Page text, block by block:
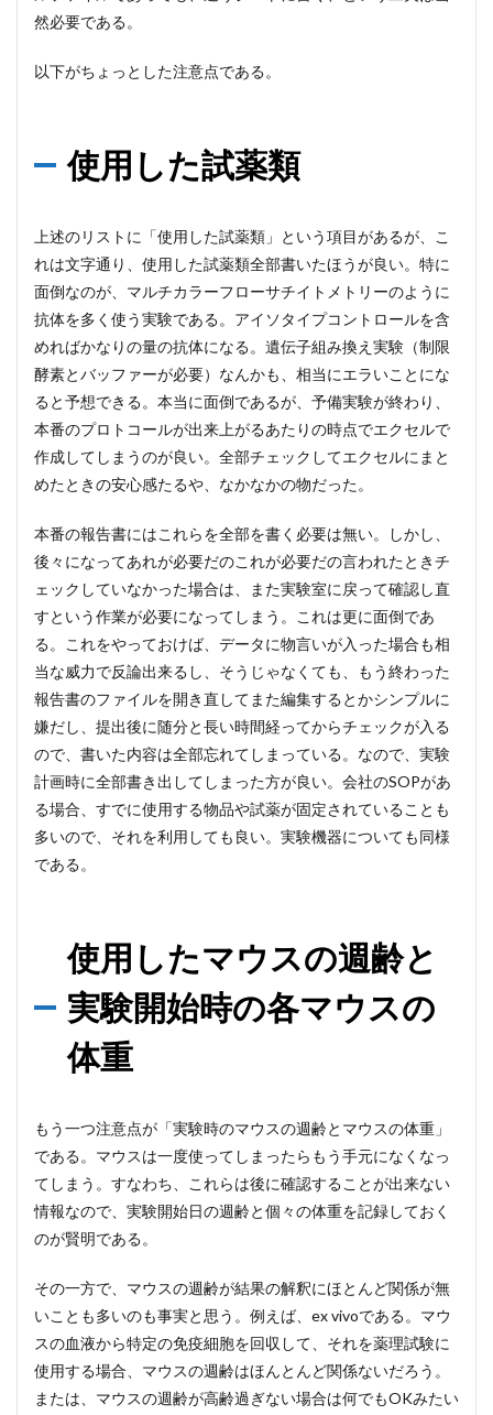
然必要である。
以下がちょっとした注意点である。
使用した試薬類
上述のリストに「使用した試薬類」という項目があるが、こ
れは文字通り、使用した試薬類全部書いたほうが良い。特に
面倒なのが、マルチカラーフローサチイトメトリーのように
抗体を多く使う実験である。アイソタイプコントロールを含
めればかなりの量の抗体になる。遺伝子組み換え実験（制限
酵素とバッファーが必要）なんかも、相当にエラいことにな
ると予想できる。本当に面倒であるが、予備実験が終わり、
本番のプロトコールが出来上がるあたりの時点でエクセルで
作成してしまうのが良い。全部チェックしてエクセルにまと
めたときの安心感たるや、なかなかの物だった。
本番の報告書にはこれらを全部を書く必要は無い。しかし、
後々になってあれが必要だのこれが必要だの言われたときチ
ェックしていなかった場合は、また実験室に戻って確認し直
すという作業が必要になってしまう。これは更に面倒であ
る。これをやっておけば、データに物言いが入った場合も相
当な威力で反論出来るし、そうじゃなくても、もう終わった
報告書のファイルを開き直してまた編集するとかシンプルに
嫌だし、提出後に随分と長い時間経ってからチェックが入る
ので、書いた内容は全部忘れてしまっている。なので、実験
計画時に全部書き出してしまった方が良い。会社のSOPがあ
る場合、すでに使用する物品や試薬が固定されていることも
多いので、それを利用しても良い。実験機器についても同様
である。
使用したマウスの週齢と
実験開始時の各マウスの
体重
もう一つ注意点が「実験時のマウスの週齢とマウスの体重」
である。マウスは一度使ってしまったらもう手元になくなっ
てしまう。すなわち、これらは後に確認することが出来ない
情報なので、実験開始日の週齢と個々の体重を記録しておく
のが賢明である。
その一方で、マウスの週齢が結果の解釈にほとんど関係が無
いことも多いのも事実と思う。例えば、ex vivoである。マウ
スの血液から特定の免疫細胞を回収して、それを薬理試験に
使用する場合、マウスの週齢はほんとんど関係ないだろう。
または、マウスの週齢が高齢過ぎない場合は何でもOKみたい